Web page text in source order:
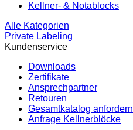
Kellner- & Notablocks
Alle Kategorien
Private Labeling
Kundenservice
Downloads
Zertifikate
Ansprechpartner
Retouren
Gesamtkatalog anfordern
Anfrage Kellnerblöcke